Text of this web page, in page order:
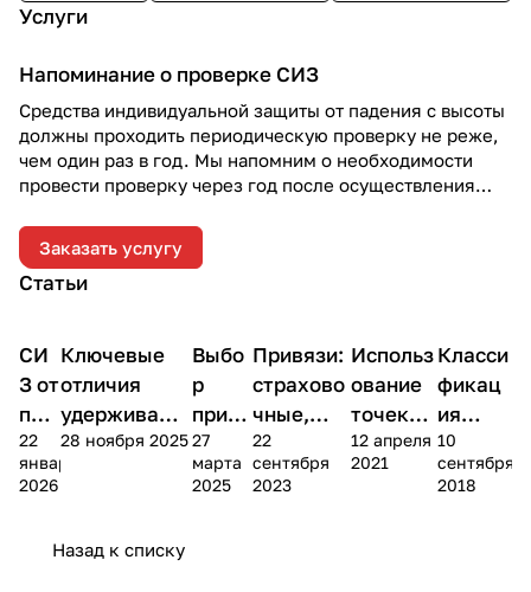
Услуги
Напоминание о проверке СИЗ
Средства индивидуальной защиты от падения с высоты
должны проходить периодическую проверку не реже,
чем один раз в год. Мы напомним о необходимости
провести проверку через год после осуществления
Заказать услугу
Статьи
Теория
СИ
З от
пад
ени
я с
22
января
2026
Теория
Ключевые
отличия
удерживаю
щей и
страховочно
высоте
28 ноября 2025
Теория
Выбо
р
привя
зи
для
27
марта
2025
Теория
Привязи:
страхово
чные,
удержива
ющие,
22
сентября
2023
Практика
Использ
ование
точек
на
привязи
12 апреля
2021
Класси
фикац
ия
точек
крепле
10
сентября
2018
Назад к списку